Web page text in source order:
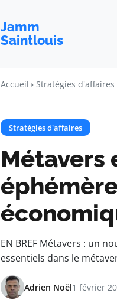
Jamm
Saintlouis
Accueil Stratégies d'affaires
Stratégies d'affaires
Métavers
EN BREF Métavers : un
essentiels dans le
Adrien Noël1 février